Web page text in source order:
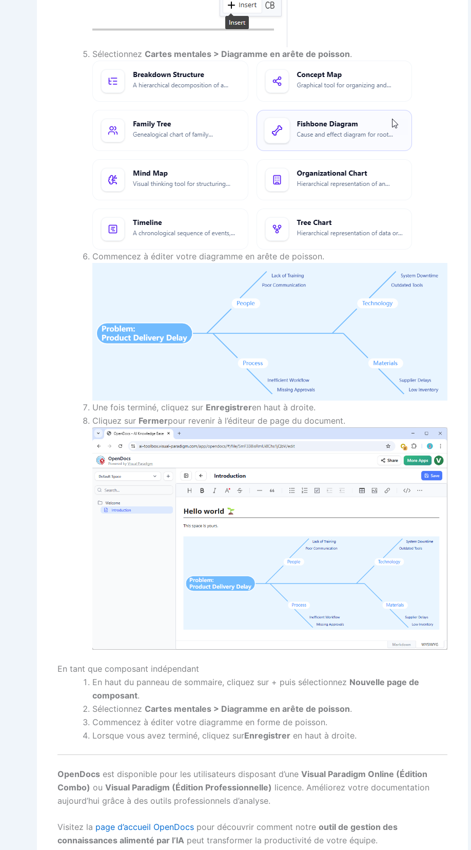
Sélectionnez Cartes mentales > Diagramme en arête de poisson.
Commencez à éditer votre diagramme en arête de poisson.
Une fois terminé, cliquez sur Enregistreren haut à droite.
Cliquez sur Fermerpour revenir à l’éditeur de page du document.
En tant que composant indépendant
En haut du panneau de sommaire, cliquez sur + puis sélectionnez Nouvelle page de
composant.
Sélectionnez Cartes mentales > Diagramme en arête de poisson.
Commencez à éditer votre diagramme en forme de poisson.
Lorsque vous avez terminé, cliquez surEnregistrer en haut à droite.
OpenDocs est disponible pour les utilisateurs disposant d’une Visual Paradigm Online (Édition
Combo) ou Visual Paradigm (Édition Professionnelle) licence. Améliorez votre documentation
aujourd’hui grâce à des outils professionnels d’analyse.
Visitez la page d’accueil OpenDocs pour découvrir comment notre outil de gestion des
connaissances alimenté par l’IA peut transformer la productivité de votre équipe.